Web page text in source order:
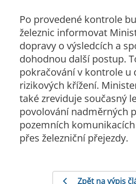
Po provedené kontrole
železnic informovat
dopravy o výsledcích a
dohodnou další postup.
pokračování v kontrole u
rizikových křížení.
také zreviduje současný
povolování nadměrných
pozemních
přes železniční přejezdy.
Zpět na výpis